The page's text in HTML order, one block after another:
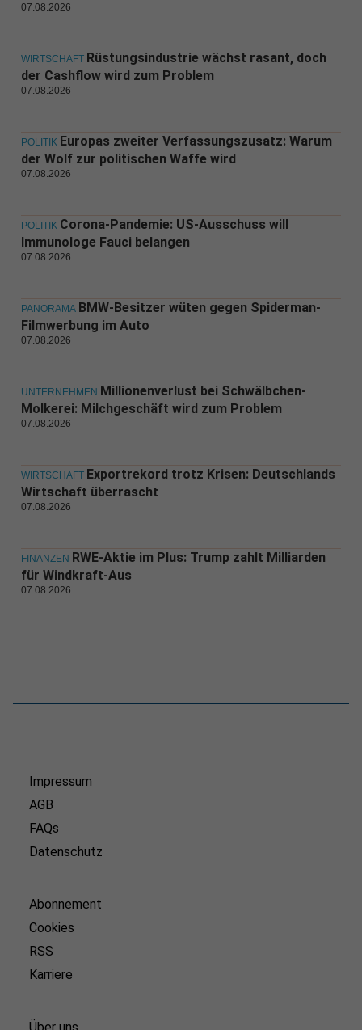
07.08.2026
WIRTSCHAFT Rüstungsindustrie wächst rasant, doch
der Cashflow wird zum Problem
07.08.2026
POLITIK Europas zweiter Verfassungszusatz: Warum
der Wolf zur politischen Waffe wird
07.08.2026
POLITIK Corona-Pandemie: US-Ausschuss will
Immunologe Fauci belangen
07.08.2026
PANORAMA BMW-Besitzer wüten gegen Spiderman-
Filmwerbung im Auto
07.08.2026
UNTERNEHMEN Millionenverlust bei Schwälbchen-
Molkerei: Milchgeschäft wird zum Problem
07.08.2026
WIRTSCHAFT Exportrekord trotz Krisen: Deutschlands
Wirtschaft überrascht
07.08.2026
FINANZEN RWE-Aktie im Plus: Trump zahlt Milliarden
für Windkraft-Aus
07.08.2026
Impressum
AGB
FAQs
Datenschutz
Abonnement
Cookies
RSS
Karriere